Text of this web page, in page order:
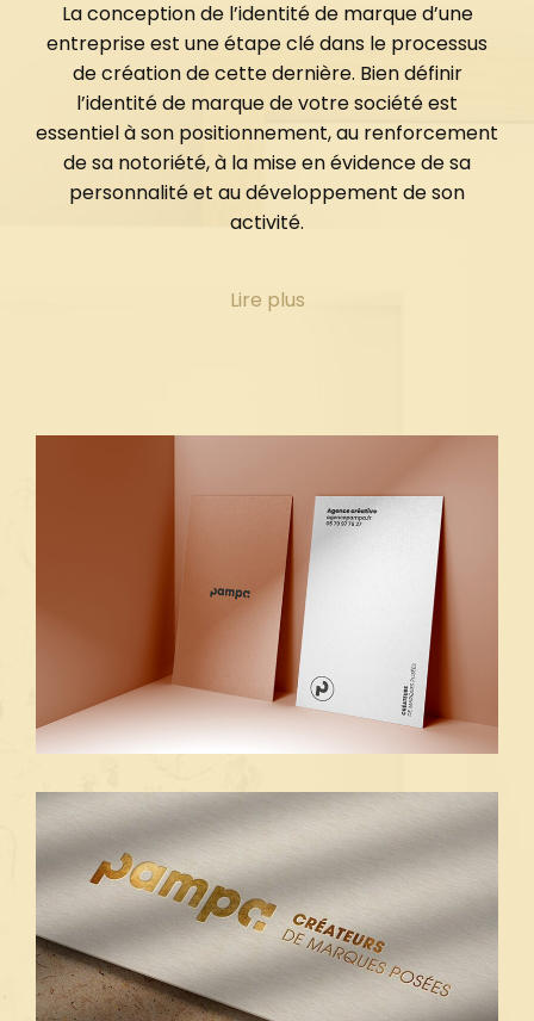
La conception de l’identité de marque d’une
entreprise est une étape clé dans le processus
de création de cette dernière. Bien définir
l’identité de marque de votre société est
essentiel à son positionnement, au renforcement
de sa notoriété, à la mise en évidence de sa
personnalité et au développement de son
activité.
Les éléments qui composent l’identité visuelle de
votre entreprise, c’est-à-dire le logo et la charte
soin, car ils seront ensuite déclinés sur les
entreprise (site internet, réseaux sociaux,
campagne marketing, signature mail, packaging,
enseigne, emballages produits, éléments de
signalétique, supports print, etc). Il est donc
primordial de confier la création de votre
identité visuelle à des professionnels du design
graphique. De cette façon, vos visuels reflèteront
parfaitement l’identité de votre entreprise, son
univers et ses valeurs tout en tenant compte des
public cible et de vos concurrents. Confier le
design de vos éléments graphiques à nos experts
de la communication visuelle, c’est l’assurance
d’obtenir une identité de marque facilement
reconnaissable par vos clients, qui reflétera sa
personnalité et qui vous démarquera de vos
concurrents.
Lire plus